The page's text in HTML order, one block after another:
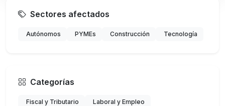
Sectores afectados
Autónomos PYMEs Construcción Tecnología
Categorías
Fiscal y Tributario
Laboral y Empleo